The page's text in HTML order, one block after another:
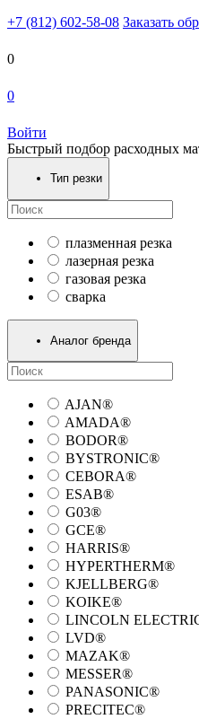
+7 (812) 602-58-08 Заказать
0
0
Войти
Быстрый подбор расходных
Тип резки
плазменная резка
лазерная резка
газовая резка
сварка
Аналог бренда
AJAN®
AMADA®
BODOR®
BYSTRONIC®
CEBORA®
ESAB®
G03®
GCE®
HARRIS®
HYPERTHERM®
KJELLBERG®
KOIKE®
LINCOLN
LVD®
MAZAK®
MESSER®
PANASONIC®
PRECITEC®